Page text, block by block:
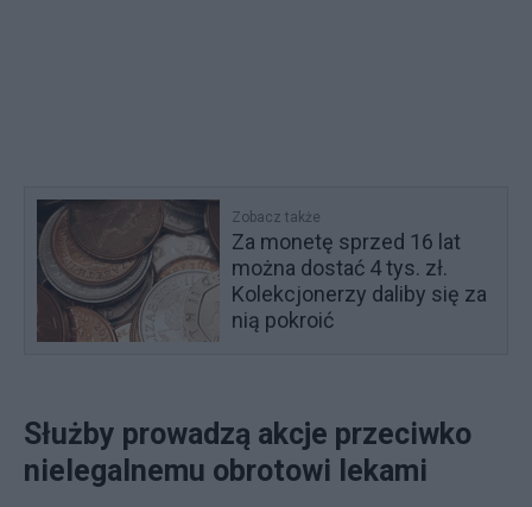
Zobacz także
Za monetę sprzed 16 lat
można dostać 4 tys. zł.
Kolekcjonerzy daliby się za
nią pokroić
Służby prowadzą akcje przeciwko
nielegalnemu obrotowi lekami